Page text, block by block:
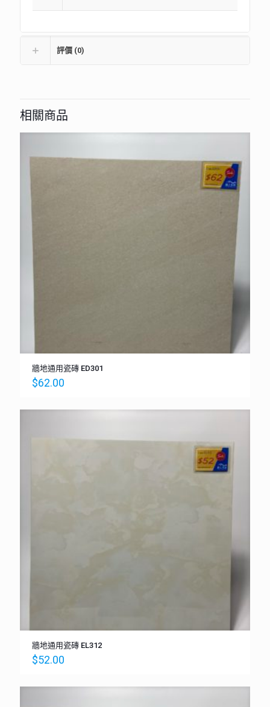
評價 (0)
相關商品
牆地通用瓷磚 ED301
$62.00
牆地通用瓷磚 EL312
$52.00